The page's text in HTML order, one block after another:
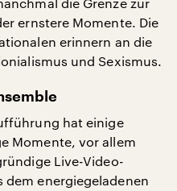
ernstere Momente. Die
erinnern an die
und Sexismus.
hat einige
Momente, vor allem
Live-Video-
dem energiegeladenen